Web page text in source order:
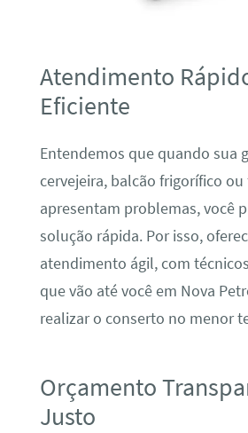
Atendimento
Eficiente
Entendemos que quando sua
cervejeira, balcão frigorífico ou
apresentam problemas, você
solução rápida. Por isso,
atendimento ágil, com
que vão até você em Nova
realizar o conserto no menor
Orçamento
Justo